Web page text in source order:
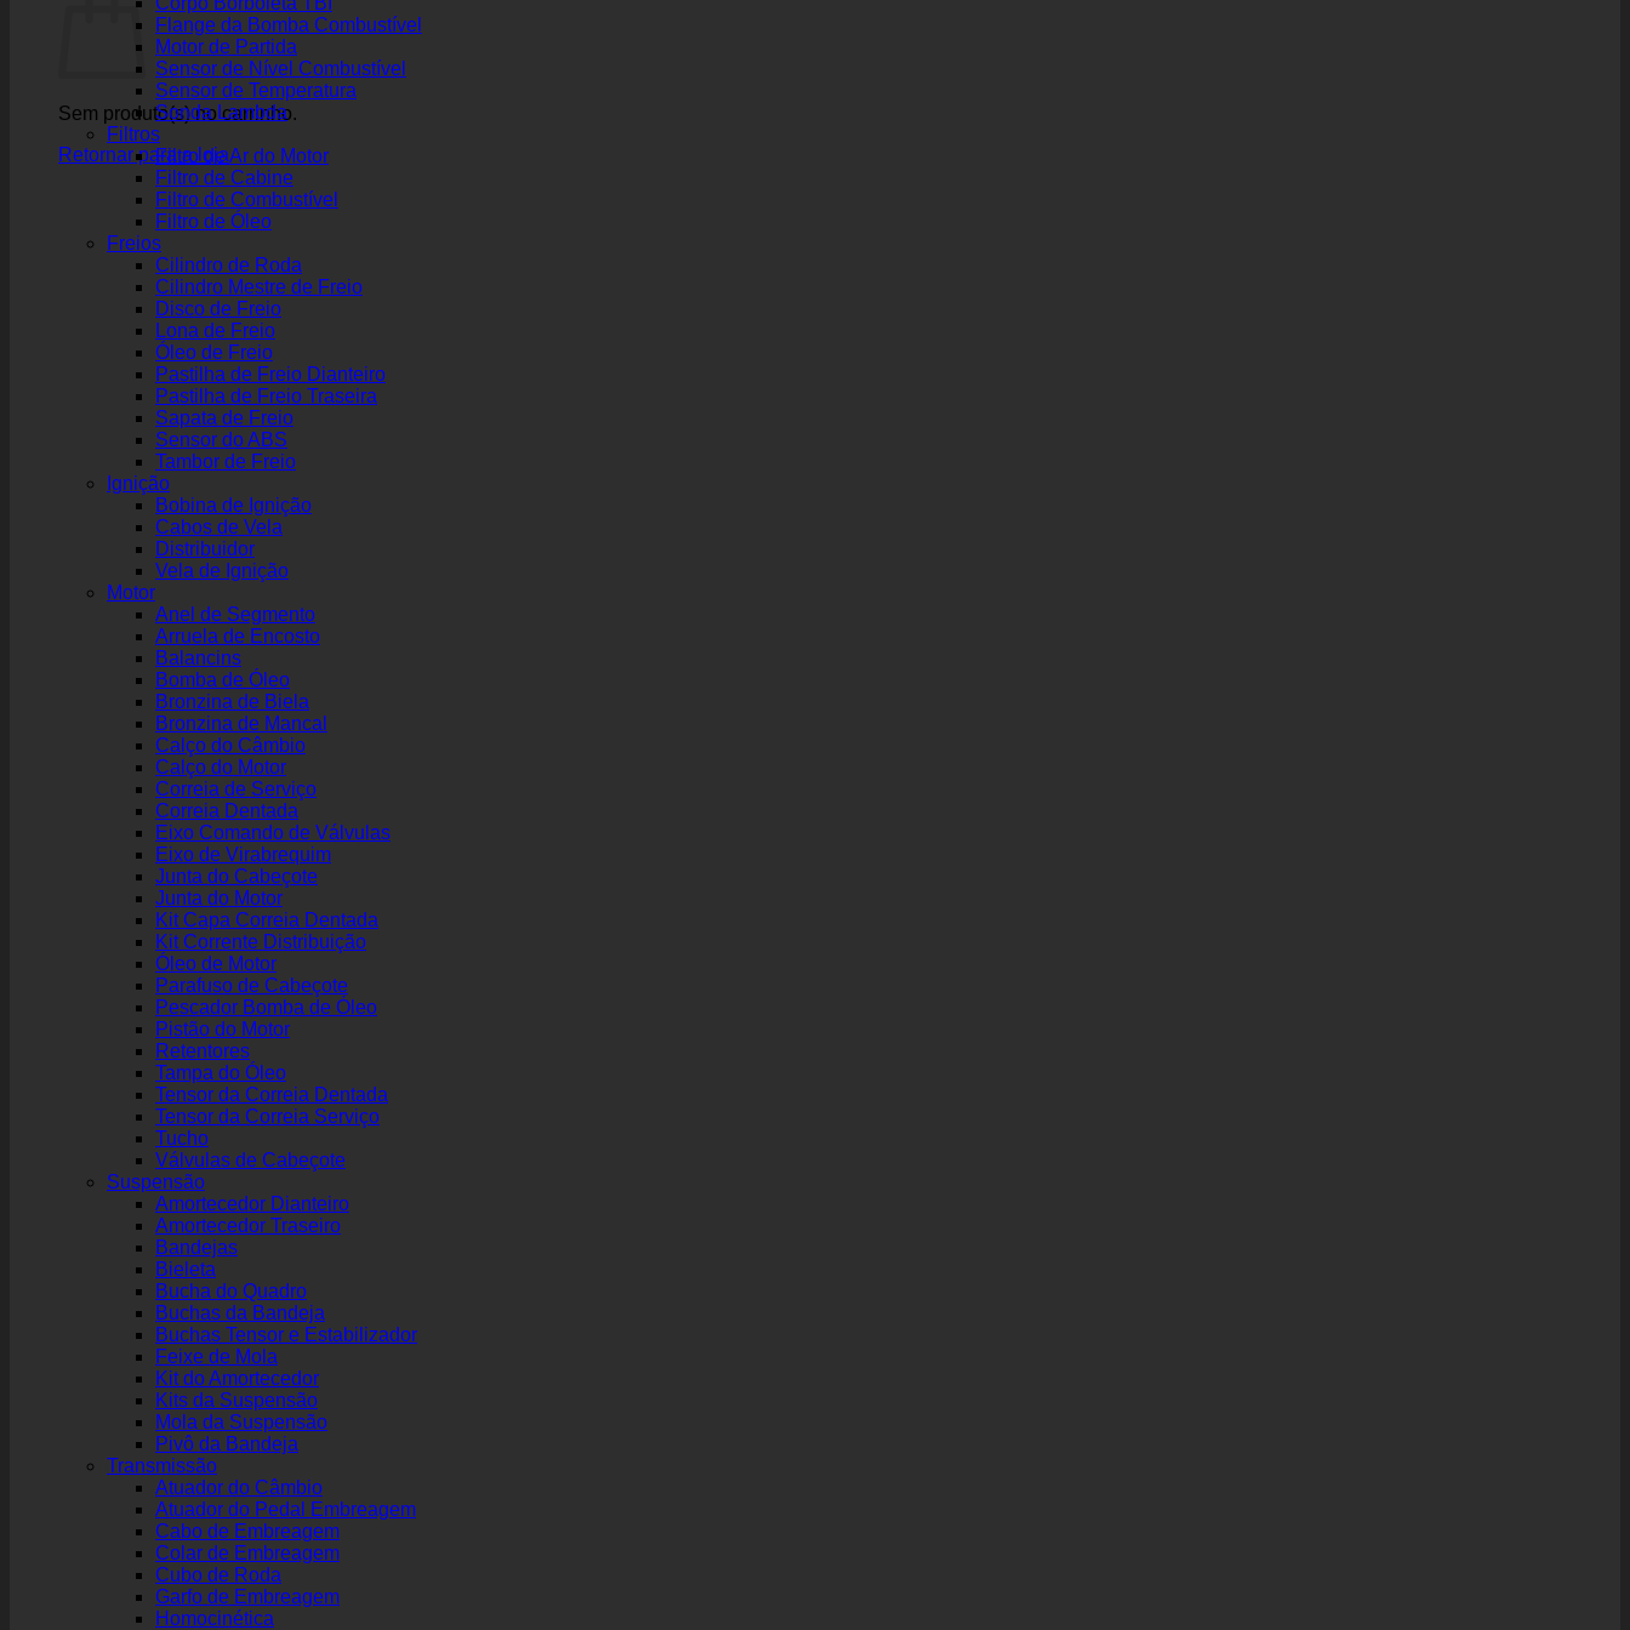
Sem produto(s) no carrinho.
Retornar para a loja
Flange da Bomba Combustível
Motor de Partida
Sensor de Nível Combustível
Sensor de Temperatura
Sonda Lambda
Filtros
Filtro de Ar do Motor
Filtro de Cabine
Filtro de Combustível
Filtro de Óleo
Freios
Cilindro de Roda
Cilindro Mestre de Freio
Disco de Freio
Lona de Freio
Óleo de Freio
Pastilha de Freio Dianteiro
Pastilha de Freio Traseira
Sapata de Freio
Sensor do ABS
Tambor de Freio
Ignição
Bobina de Ignição
Cabos de Vela
Distribuidor
Vela de Ignição
Motor
Anel de Segmento
Arruela de Encosto
Balancins
Bomba de Óleo
Bronzina de Biela
Bronzina de Mancal
Calço do Câmbio
Calço do Motor
Correia de Serviço
Correia Dentada
Eixo Comando de Válvulas
Eixo de Virabrequim
Junta do Cabeçote
Junta do Motor
Kit Capa Correia Dentada
Kit Corrente Distribuição
Óleo de Motor
Parafuso de Cabeçote
Pescador Bomba de Óleo
Pistão do Motor
Retentores
Tampa do Óleo
Tensor da Correia Dentada
Tensor da Correia Serviço
Tucho
Válvulas de Cabeçote
Suspensão
Amortecedor Dianteiro
Amortecedor Traseiro
Bandejas
Bieleta
Bucha do Quadro
Buchas da Bandeja
Buchas Tensor e Estabilizador
Feixe de Mola
Kit do Amortecedor
Kits da Suspensão
Mola da Suspensão
Pivô da Bandeja
Transmissão
Atuador do Câmbio
Atuador do Pedal Embreagem
Cabo de Embreagem
Colar de Embreagem
Cubo de Roda
Garfo de Embreagem
Homocinética